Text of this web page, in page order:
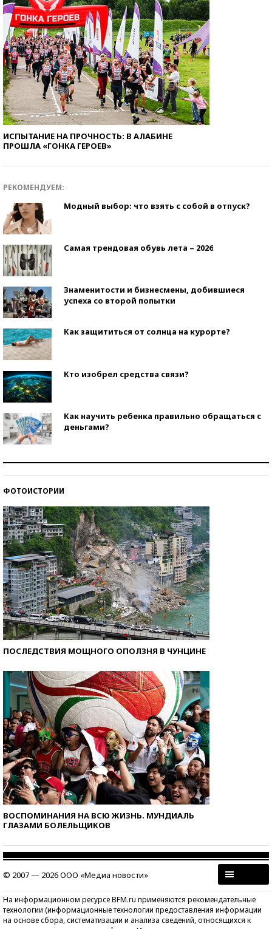
ИСПЫТАНИЕ НА ПРОЧНОСТЬ: В АЛАБИНЕ
ПРОШЛА «ГОНКА ГЕРОЕВ»
РЕКОМЕНДУЕМ:
Модный выбор: что взять с собой в отпуск?
Самая трендовая обувь лета – 2026
Знаменитости и бизнесмены, добившиеся
успеха со второй попытки
Как защититься от солнца на курорте?
Кто изобрел средства связи?
Как научить ребенка правильно обращаться с
деньгами?
ФОТОИСТОРИИ
ПОСЛЕДСТВИЯ МОЩНОГО ОПОЛЗНЯ В ЧУНЦИНЕ
ВОСПОМИНАНИЯ НА ВСЮ ЖИЗНЬ. МУНДИАЛЬ
ГЛАЗАМИ БОЛЕЛЬЩИКОВ
© 2007 — 2026 ООО «Медиа новости»
На информационном ресурсе BFM.ru применяются рекомендательные
технологии (информационные технологии предоставления информации
на основе сбора, систематизации и анализа сведений, относящихся к